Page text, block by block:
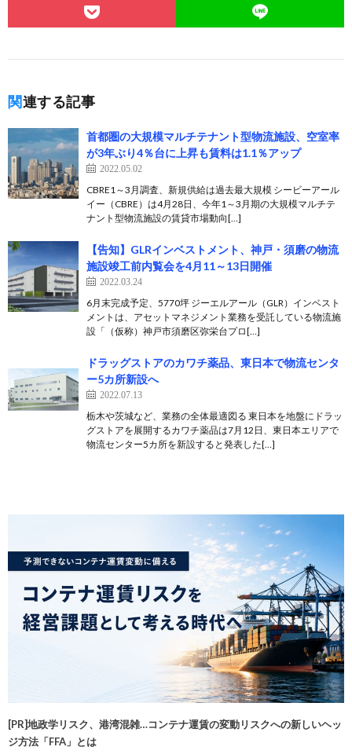
関連する記事
首都圏の大規模マルチテナント型物流施設、空室率
が3年ぶり4％台に上昇も賃料は1.1％アップ
2022.05.02
CBRE1～3月調査、新規供給は過去最大規模 シービーアール
イー（CBRE）は4月28日、今年1～3月期の大規模マルチテ
ナント型物流施設の賃貸市場動向[…]
【告知】GLRインベストメント、神戸・須磨の物流
施設竣工前内覧会を4月11～13日開催
2022.03.24
6月末完成予定、5770坪 ジーエルアール（GLR）インベスト
メントは、アセットマネジメント業務を受託している物流施
設「（仮称）神戸市須磨区弥栄台プロ[…]
ドラッグストアのカワチ薬品、東日本で物流センタ
ー5カ所新設へ
2022.07.13
栃木や茨城など、業務の全体最適図る 東日本を地盤にドラッ
グストアを展開するカワチ薬品は7月12日、東日本エリアで
物流センター5カ所を新設すると発表した[…]
[PR]地政学リスク、港湾混雑…コンテナ運賃の変動リスクへの新しいヘッ
ジ方法「FFA」とは